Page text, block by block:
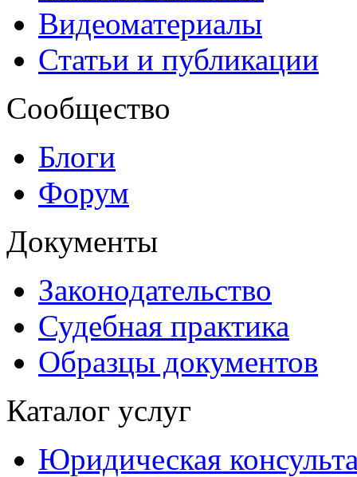
Видеоматериалы
Статьи и публикации
Сообщество
Блоги
Форум
Документы
Законодательство
Судебная практика
Образцы документов
Каталог услуг
Юридическая